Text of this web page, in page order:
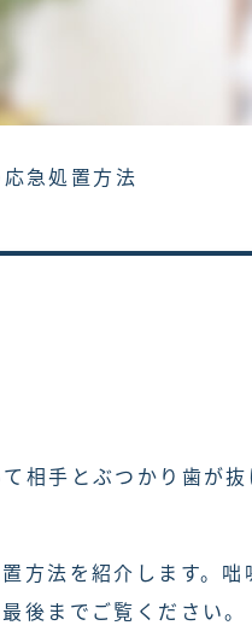
急処置方法
相手とぶつかり歯が
方法を紹介します。
後までご覧ください。